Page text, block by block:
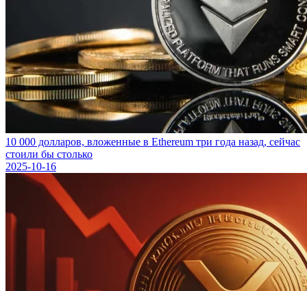
10 000 долларов, вложенные в Ethereum три года назад, сейчас
стоили бы столько
2025-10-16